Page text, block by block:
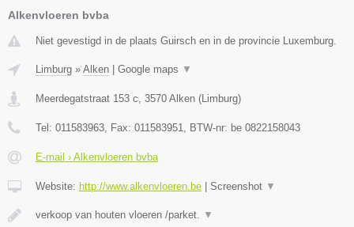
Alkenvloeren bvba
Niet gevestigd in de plaats Guirsch en in de provincie Luxemburg.
Limburg » Alken Google maps ▼
Meerdegatstraat 153 c 3570 Alken ( Limburg)
Tel: 011583963 , Fax: 011583951 , BTW-nr: be 0822158043
E-mail › Alkenvloeren bvba
Website: http://www.alkenvloeren.be Screenshot ▼
verkoop van houten vloeren /parket. ▼